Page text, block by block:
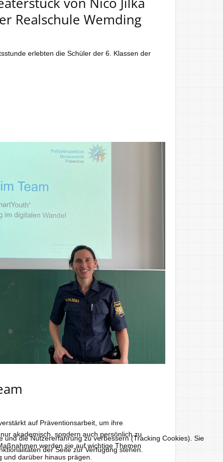
Realschule Wemding
erlebten die Schüler der 6. Klassen der
auf Präventionsarbeit, um ihre
akademisch, sondern auch persönlich zu
werden sie auf wichtige Themen
darüber hinaus prägen.
die Nutzererfahrung zu verbessern (Tracking Cookies). Sie
der Seite zur Verfügung stehen.